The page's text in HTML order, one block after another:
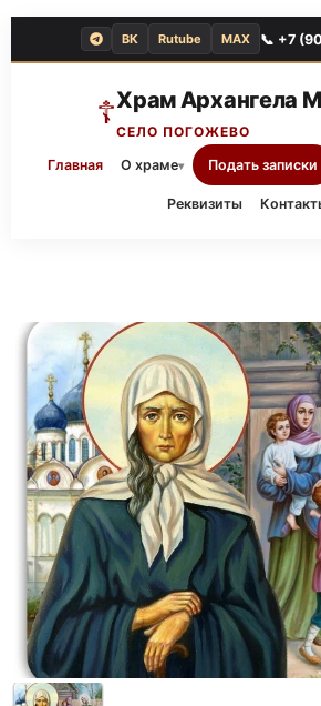
ВК Rutube MAX 📞 +7
☦Храм Архангела
СЕЛО ПОГОЖЕВО
Главная
О храме▾ Подать записки
Реквизиты